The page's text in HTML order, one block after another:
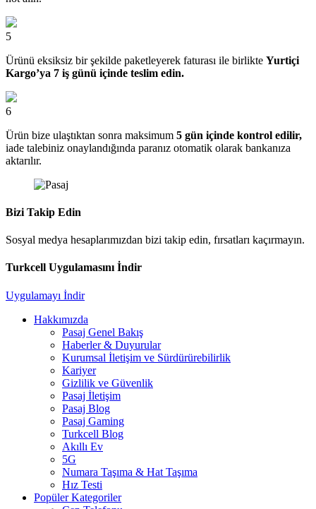
5
Ürünü eksiksiz bir şekilde paketleyerek faturası ile birlikte Yurtiçi
Kargo’ya 7 iş günü içinde teslim edin.
6
Ürün bize ulaştıktan sonra maksimum 5 gün içinde kontrol edilir,
iade talebiniz onaylandığında paranız otomatik olarak bankanıza
aktarılır.
Bizi Takip Edin
Sosyal medya hesaplarımızdan bizi takip edin, fırsatları kaçırmayın.
Turkcell Uygulamasını İndir
Uygulamayı İndir
Hakkımızda
Pasaj Genel Bakış
Haberler & Duyurular
Kurumsal İletişim ve Sürdürürebilirlik
Kariyer
Gizlilik ve Güvenlik
Pasaj İletişim
Pasaj Blog
Pasaj Gaming
Turkcell Blog
Akıllı Ev
5G
Numara Taşıma & Hat Taşıma
Hız Testi
Popüler Kategoriler